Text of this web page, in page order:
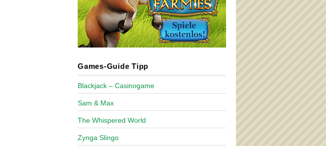
Games-Guide Tipp
Blackjack – Casinogame
Sam & Max
The Whispered World
Zynga Slingo